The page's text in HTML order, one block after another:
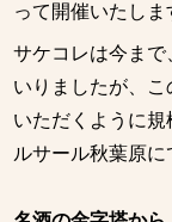
って開催いたしま
サケコレは今まで
いりましたが、
いただくように
ルサール秋葉原に